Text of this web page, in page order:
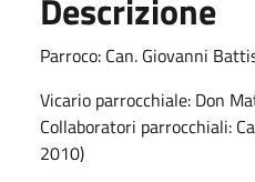
Descrizione
Parroco: Can. Giovanni
Vicario parrocchiale: Don
Collaboratori parrocchiali:
2010)